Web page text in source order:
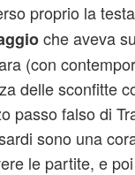
proprio la
che aveva
(con
delle sconfitte
passo falso di
sono una
le partite, e